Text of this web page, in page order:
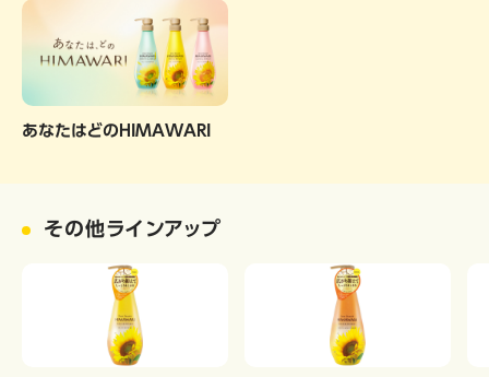
あなたはどのHIMAWARI
その他ラインアップ